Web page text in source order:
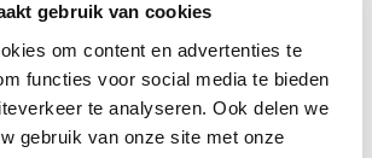
gebruik van cookies
om content en advertenties te
functies voor social media te bieden
te analyseren. Ook delen we
gebruik van onze site met onze
koper
star
rating
Al na één keer geen traanoog meer bij
toe te dienen. Doordat het het oog
paard het gemakkelijk toe.